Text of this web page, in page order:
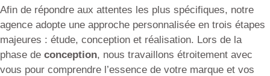
Afin de répondre aux attentes les plus spécifiques, notre
agence adopte une approche personnalisée en trois étapes
majeures : étude, conception et réalisation. Lors de la
phase de conception, nous travaillons étroitement avec
vous pour comprendre l’essence de votre marque et vos